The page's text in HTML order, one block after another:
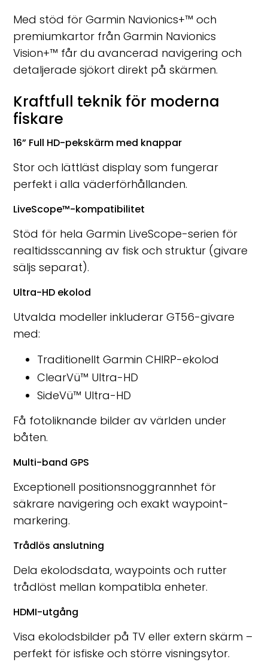
Med stöd för Garmin Navionics+™ och
premiumkartor från Garmin Navionics
Vision+™ får du avancerad navigering och
detaljerade sjökort direkt på skärmen.
Kraftfull teknik för moderna
fiskare
16” Full HD-pekskärm med knappar
Stor och lättläst display som fungerar
perfekt i alla väderförhållanden.
LiveScope™-kompatibilitet
Stöd för hela Garmin LiveScope-serien för
realtidsscanning av fisk och struktur (givare
säljs separat).
Ultra-HD ekolod
Utvalda modeller inkluderar GT56-givare
med:
Traditionellt Garmin CHIRP-ekolod
ClearVü™ Ultra-HD
SideVü™ Ultra-HD
Få fotoliknande bilder av världen under
båten.
Multi-band GPS
Exceptionell positionsnoggrannhet för
säkrare navigering och exakt waypoint-
markering.
Trådlös anslutning
Dela ekolodsdata, waypoints och rutter
trådlöst mellan kompatibla enheter.
HDMI-utgång
Visa ekolodsbilder på TV eller extern skärm –
perfekt för isfiske och större visningsytor.